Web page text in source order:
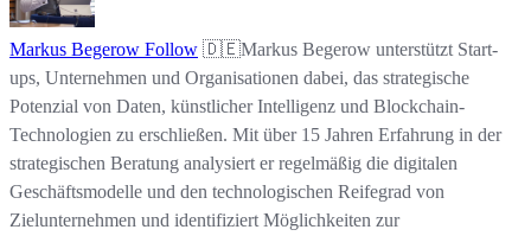
Markus Begerow Follow 🇩🇪Markus Begerow unterstützt Start-
ups, Unternehmen und Organisationen dabei, das strategische
Potenzial von Daten, künstlicher Intelligenz und Blockchain-
Technologien zu erschließen. Mit über 15 Jahren Erfahrung in der
strategischen Beratung analysiert er regelmäßig die digitalen
Geschäftsmodelle und den technologischen Reifegrad von
Zielunternehmen und identifiziert Möglichkeiten zur